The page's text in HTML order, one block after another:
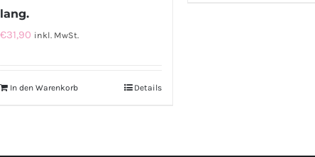
lang.
€31,90 inkl. MwSt.
In den Warenkorb Details